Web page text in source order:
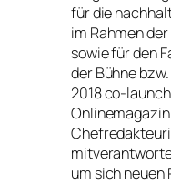
für die
im Rahmen
sowie für den
der Bühne
2018 co-
um sich neuen